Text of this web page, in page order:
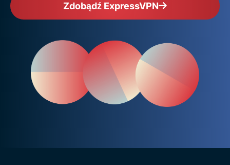
Zdobądź ExpressVPN